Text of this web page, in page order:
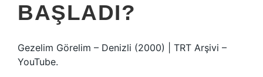
BAŞLADI?
Gezelim Görelim – Denizli (2000) | TRT Arşivi –
YouTube.